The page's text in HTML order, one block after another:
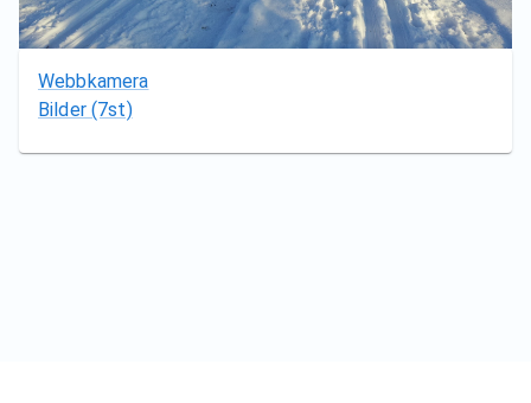
Webbkamera
Bilder(7st)